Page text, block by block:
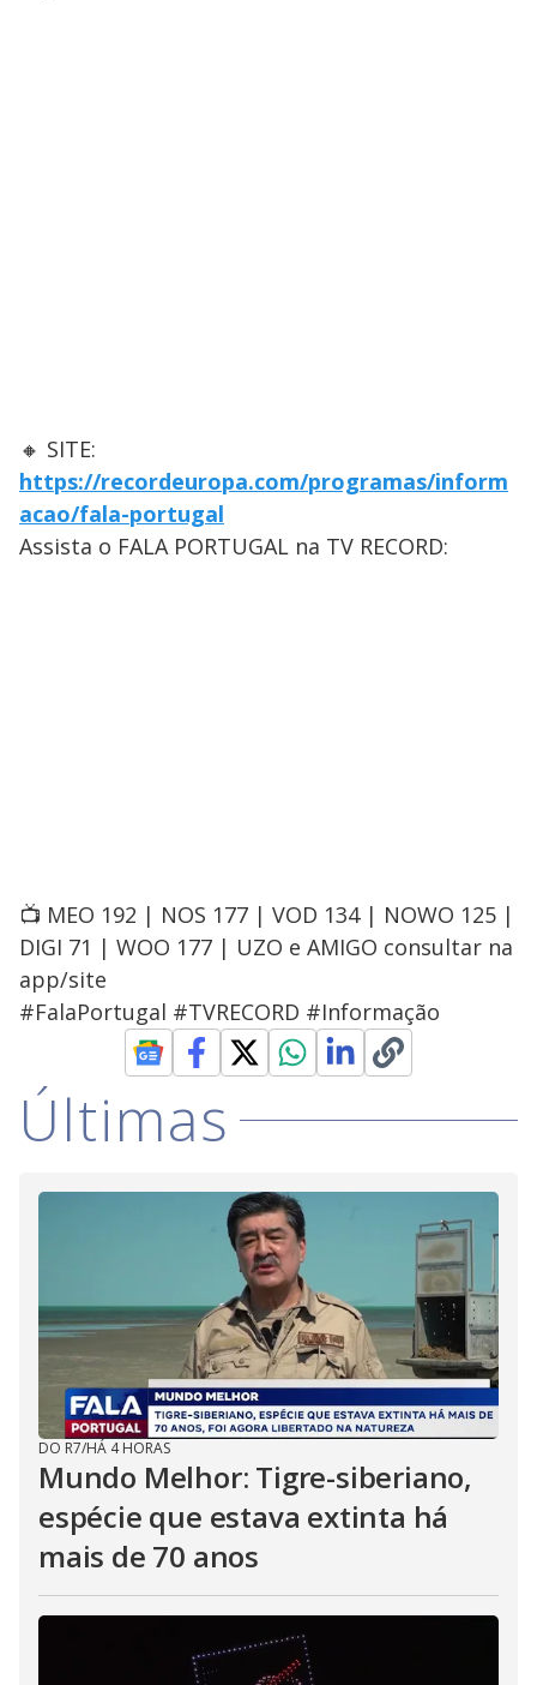
🔸 SITE:
https://recordeuropa.com/programas/inform
acao/fala-portugal
Assista o FALA PORTUGAL na TV RECORD:
📺 MEO 192 | NOS 177 | VOD 134 | NOWO 125 |
DIGI 71 | WOO 177 | UZO e AMIGO consultar na
app/site
#FalaPortugal #TVRECORD #Informação
Últimas
DO R7/HÁ 4 HORAS
Mundo Melhor: Tigre-siberiano,
espécie que estava extinta há
mais de 70 anos